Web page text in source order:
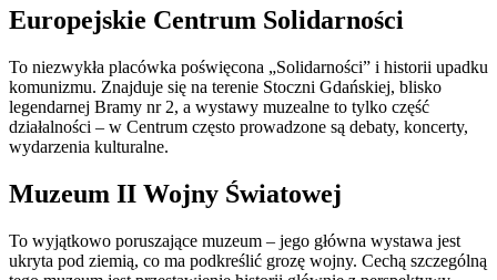
Europejskie Centrum Solidarności
To niezwykła placówka poświęcona „Solidarności” i historii upadku
komunizmu. Znajduje się na terenie Stoczni Gdańskiej, blisko
legendarnej Bramy nr 2, a wystawy muzealne to tylko część
działalności – w Centrum często prowadzone są debaty, koncerty,
wydarzenia kulturalne.
Muzeum II Wojny Światowej
To wyjątkowo poruszające muzeum – jego główna wystawa jest
ukryta pod ziemią, co ma podkreślić grozę wojny. Cechą szczególną